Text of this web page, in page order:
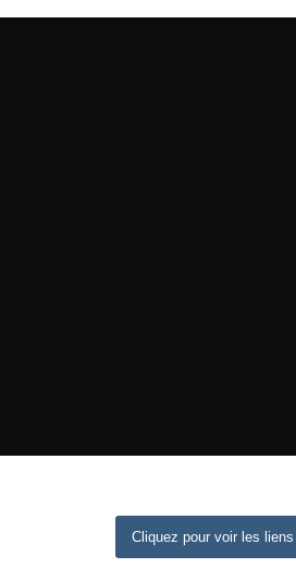
Cliquez pour voir les liens